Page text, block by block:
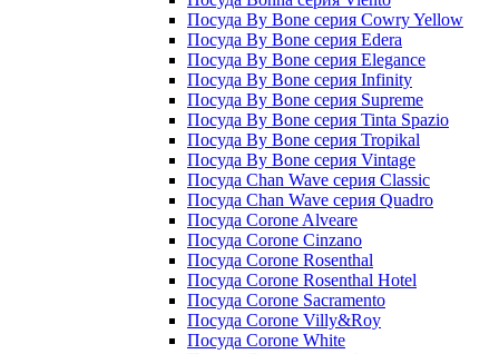
Посуда By Bone серия Cowry Yellow
Посуда By Bone серия Edera
Посуда By Bone серия Elegance
Посуда By Bone серия Infinity
Посуда By Bone серия Supreme
Посуда By Bone серия Tinta Spazio
Посуда By Bone серия Tropikal
Посуда By Bone серия Vintage
Посуда Chan Wave серия Classic
Посуда Chan Wave серия Quadro
Посуда Corone Alveare
Посуда Corone Cinzano
Посуда Corone Rosenthal
Посуда Corone Rosenthal Hotel
Посуда Corone Sacramento
Посуда Corone Villy&Roy
Посуда Corone White